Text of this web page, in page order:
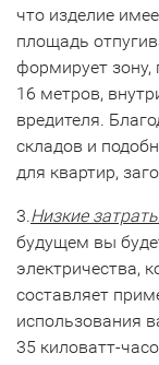
что изделие
площадь
формирует
16 метров,
вредителя.
складов и
для квартир,
3.Низкие
будущем вы
электричества,
составляет
использования
35 киловатт-